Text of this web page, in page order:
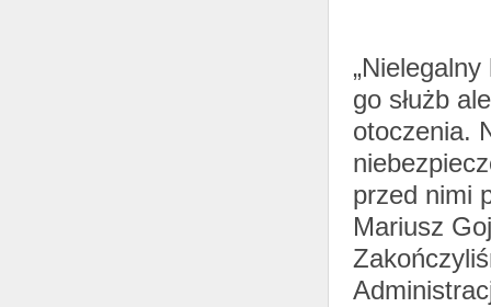
go służb
otoczenia.
przed nimi
Mariusz